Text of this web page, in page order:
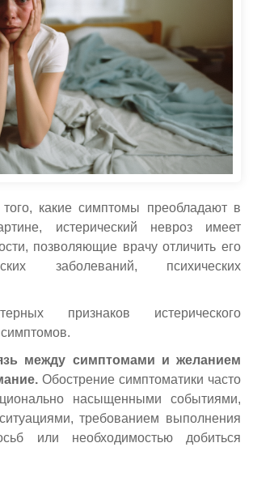
какие симптомы преобладают в
истерический невроз имеет
позволяющие врачу отличить его
заболеваний, психических
признаков истерического
между симптомами и желанием
Обострение симптоматики часто
насыщенными событиями,
требованием выполнения
или необходимостью добиться